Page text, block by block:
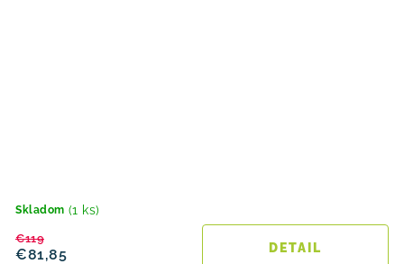
Skladom (1 ks)
€81,85
€119
DETAIL